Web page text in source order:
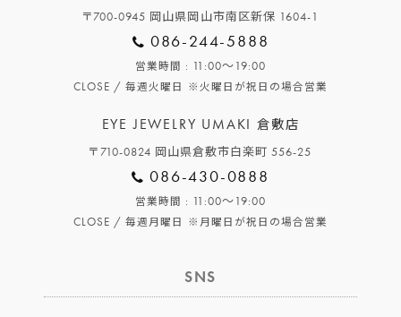
〒700-0945 岡山県岡山市南区新保 1604-1
086-244-5888
営業時間 : 11:00～19:00
CLOSE /毎週火曜日 ※火曜日が祝日の場合営業
EYE JEWELRY UMAKI 倉敷店
〒710-0824 岡山県倉敷市白楽町 556-25
086-430-0888
営業時間 : 11:00～19:00
CLOSE /毎週月曜日 ※月曜日が祝日の場合営業
SNS